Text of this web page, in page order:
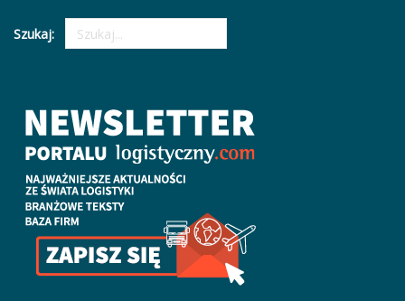
Szukaj: